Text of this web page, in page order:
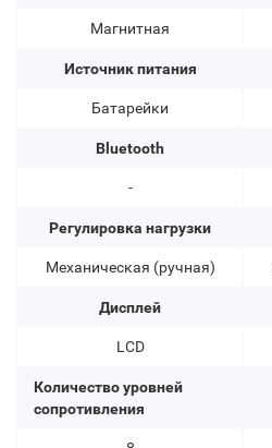
Магнитная
Источник питания
Батарейки
Bluetooth
-
Регулировка нагрузки
Механическая (ручная)
Дисплей
LCD
Количество уровней
сопротивления